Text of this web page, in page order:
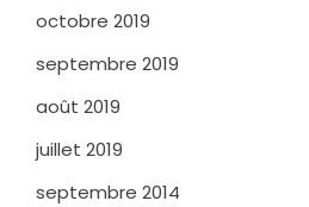
octobre 2019
septembre 2019
août 2019
juillet 2019
septembre 2014